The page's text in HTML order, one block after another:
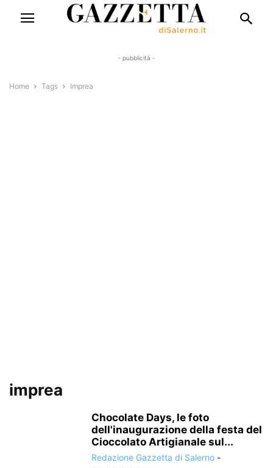
- pubblicità -
Home Tags Imprea
imprea
Chocolate Days, le foto
dell'inaugurazione della festa del
Cioccolato Artigianale sul...
Redazione Gazzetta di Salerno -